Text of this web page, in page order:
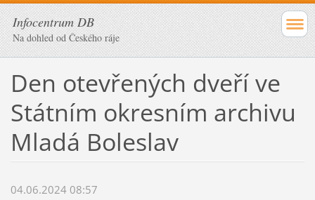
Infocentrum DB
Na dohled od Českého ráje
Den otevřených dveří ve
Státním okresním archivu
Mladá Boleslav
04.06.2024 08:57